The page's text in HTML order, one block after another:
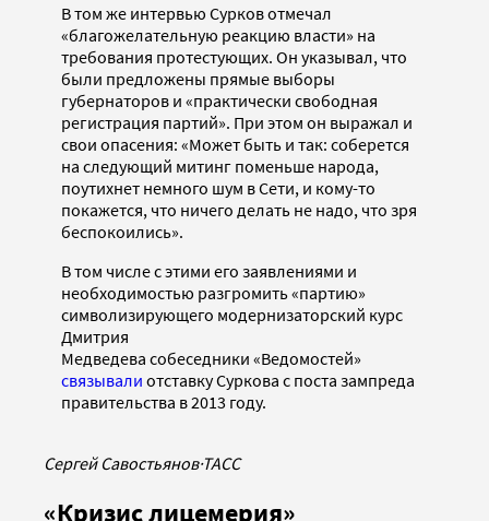
В том же интервью Сурков отмечал
«благожелательную реакцию власти» на
требования протестующих. Он указывал, что
были предложены прямые выборы
губернаторов и «практически свободная
регистрация партий». При этом он выражал и
свои опасения: «Может быть и так: соберется
на следующий митинг поменьше народа,
поутихнет немного шум в Сети, и кому-то
покажется, что ничего делать не надо, что зря
беспокоились».
В том числе с этими его заявлениями и
необходимостью разгромить «партию»
символизирующего модернизаторский курс
Дмитрия
Медведева собеседники «Ведомостей»
связывали отставку Суркова с поста зампреда
правительства в 2013 году.
Сергей Савостьянов·ТАСС
«Кризис лицемерия»